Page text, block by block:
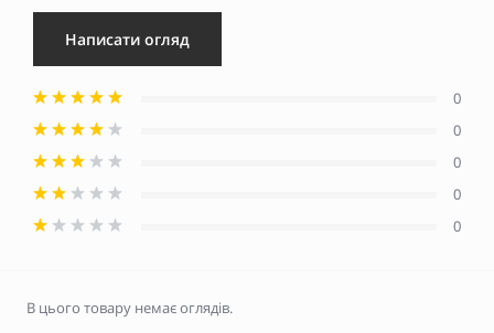
Написати огляд
0
0
0
0
0
В цього товару немає оглядів.